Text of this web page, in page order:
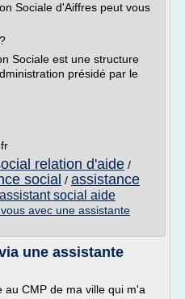
Sociale d'Aiffres peut vous
Sociale est une structure
présidé par le
relation d'aide /
social / assistance
assistant social aide
avec une assistante
une assistante
au CMP de ma ville qui m'a